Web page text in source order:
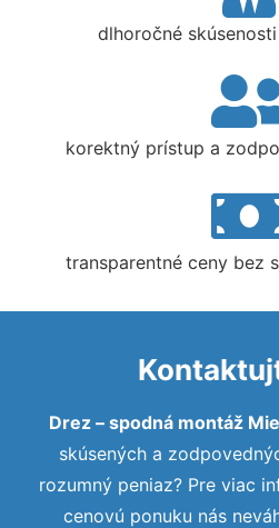
dlhoročné
korektný prístup a
transparentné ceny bez
Drez – spodná montáž
skúsených a
rozumný peniaz? Pre viac
cenovú ponuku nás